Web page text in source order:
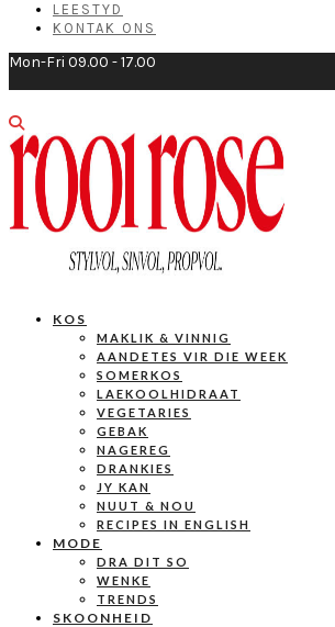
LEESTYD
KONTAK ONS
Mon-Fri 09.00 - 17.00
KOS
MAKLIK & VINNIG
AANDETES VIR DIE WEEK
SOMERKOS
LAEKOOLHIDRAAT
VEGETARIES
GEBAK
NAGEREG
DRANKIES
JY KAN
NUUT & NOU
RECIPES IN ENGLISH
MODE
DRA DIT SO
WENKE
TRENDS
SKOONHEID